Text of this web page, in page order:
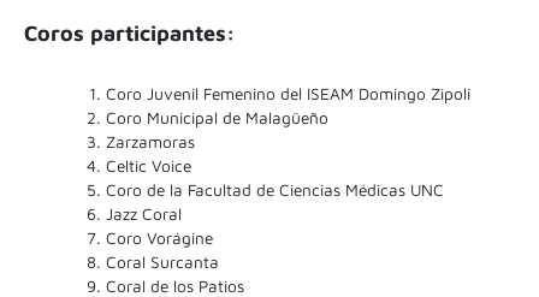
Coros participantes:
Coro Juvenil Femenino del ISEAM Domingo Zipoli
Coro Municipal de Malagüeño
Zarzamoras
Celtic Voice
Coro de la Facultad de Ciencias Médicas UNC
Jazz Coral
Coro Vorágine
Coral Surcanta
Coral de los Patios